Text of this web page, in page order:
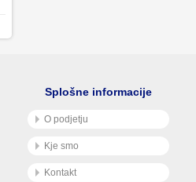
Splošne informacije
O podjetju
Kje smo
Kontakt